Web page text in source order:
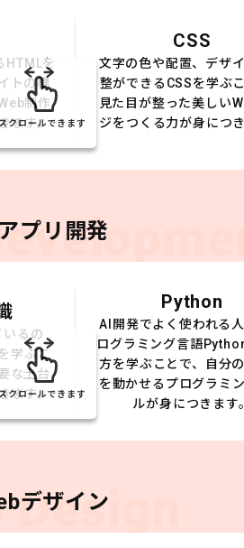
HTMLを
トの構
制作
ます。
CSS
文字の色や配置、デザ
整ができるCSSを学ぶ
見た目が整った美しい
ジをつくる力が身につ
スクロールできます
プリ開発
るの
学ぶこ
な土台
ます。
Python
AI開発でよく使われる
ログラミング言語
方を学ぶことで、自分
を動かせるプログラミ
ルが身につきます
スクロールできます
Design
デザイン